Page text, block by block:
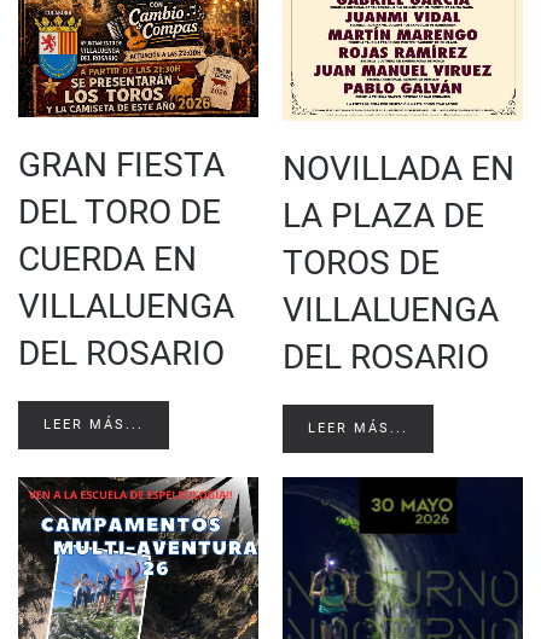
GRAN FIESTA
DEL TORO DE
CUERDA EN
VILLALUENGA
DEL ROSARIO
LEER MÁS...
NOVILLADA EN
LA PLAZA DE
TOROS DE
VILLALUENGA
DEL ROSARIO
LEER MÁS...